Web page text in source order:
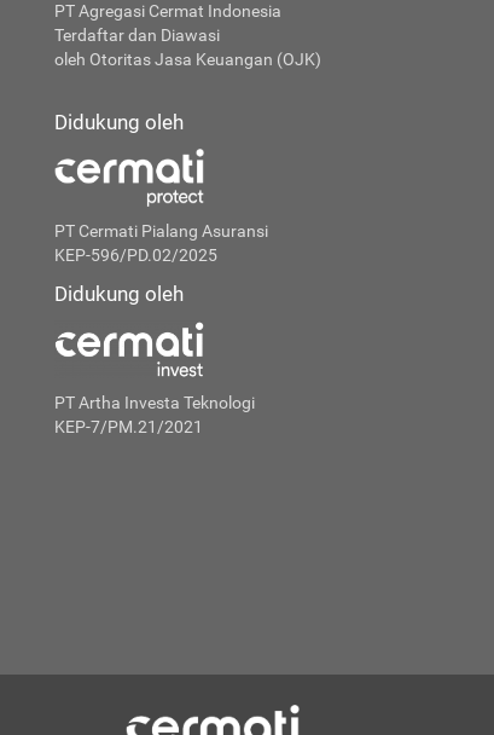
PT Agregasi Cermat Indonesia
Terdaftar dan Diawasi
oleh Otoritas Jasa Keuangan (OJK)
Didukung oleh
PT Cermati Pialang Asuransi
KEP-596/PD.02/2025
Didukung oleh
PT Artha Investa Teknologi
KEP-7/PM.21/2021